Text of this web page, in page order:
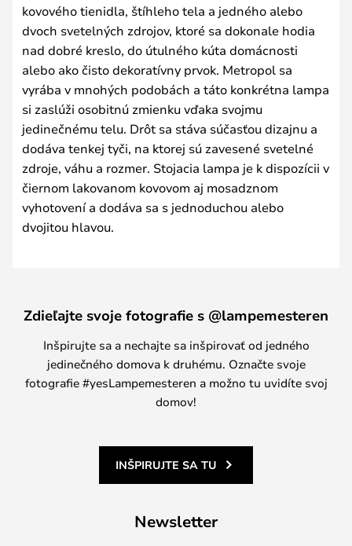
kovového tienidla, štíhleho tela a jedného alebo
dvoch svetelných zdrojov, ktoré sa dokonale hodia
nad dobré kreslo, do útulného kúta domácnosti
alebo ako čisto dekoratívny prvok. Metropol sa
vyrába v mnohých podobách a táto konkrétna lampa
si zaslúži osobitnú zmienku vďaka svojmu
jedinečnému telu. Drôt sa stáva súčasťou dizajnu a
dodáva tenkej tyči, na ktorej sú zavesené svetelné
zdroje, váhu a rozmer. Stojacia lampa je k dispozícii v
čiernom lakovanom kovovom aj mosadznom
vyhotovení a dodáva sa s jednoduchou alebo
dvojitou hlavou.
Zdieľajte svoje fotografie s @lampemesteren
Inšpirujte sa a nechajte sa inšpirovať od jedného
jedinečného domova k druhému. Označte svoje
fotografie #yesLampemesteren a možno tu uvidíte svoj
domov!
INŠPIRUJTE SA TU
Newsletter